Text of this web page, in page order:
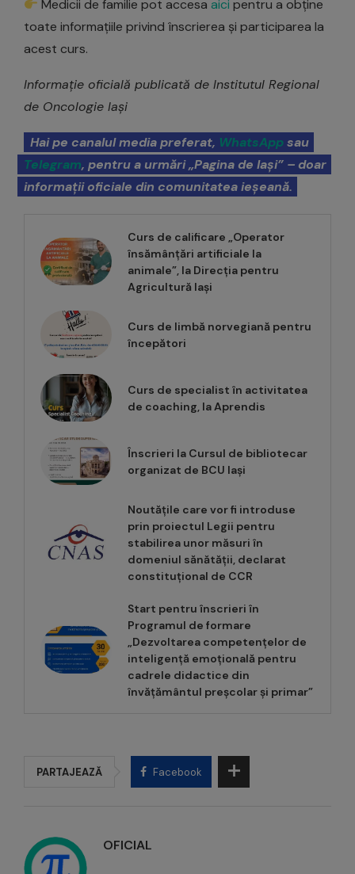
Medicii de familie pot accesaaici pentru a obține
toate informațiile privind înscrierea și participarea la
acest curs.
Informație oficială publicată de Institutul Regional
de Oncologie Iași
Hai pe canalul media preferat, WhatsAppsau
Telegram, pentru a urmări „Pagina de Iași” – doar
informații oficiale din comunitatea ieșeană.
Curs de calificare „Operator
însămânțări artificiale la
animale”, la Direcția pentru
Agricultură Iași
Curs de limbă norvegiană pentru
începători
Curs de specialist în activitatea
de coaching, la Aprendis
Înscrieri la Cursul de bibliotecar
organizat de BCU Iași
Noutățile care vor fi introduse
prin proiectul Legii pentru
stabilirea unor măsuri în
domeniul sănătății, declarat
constituțional de CCR
Start pentru înscrieri în
Programul de formare
„Dezvoltarea competențelor de
inteligență emoțională pentru
cadrele didactice din
învățământul preșcolar și primar”
PARTAJEAZĂ Facebook
OFICIAL